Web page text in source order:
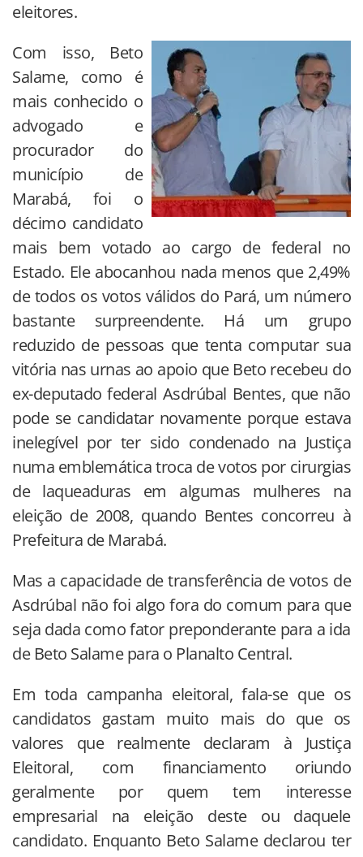
eleitores.
Com isso, Beto
Salame, como é
mais conhecido o
advogado e
procurador do
município de
Marabá, foi o
décimo candidato
mais bem votado ao cargo de federal no
Estado. Ele abocanhou nada menos que 2,49%
de todos os votos válidos do Pará, um número
bastante surpreendente. Há um grupo
reduzido de pessoas que tenta computar sua
vitória nas urnas ao apoio que Beto recebeu do
ex-deputado federal Asdrúbal Bentes, que não
pode se candidatar novamente porque estava
inelegível por ter sido condenado na Justiça
numa emblemática troca de votos por cirurgias
de laqueaduras em algumas mulheres na
eleição de 2008, quando Bentes concorreu à
Prefeitura de Marabá.
Mas a capacidade de transferência de votos de
Asdrúbal não foi algo fora do comum para que
seja dada como fator preponderante para a ida
de Beto Salame para o Planalto Central.
Em toda campanha eleitoral, fala-se que os
candidatos gastam muito mais do que os
valores que realmente declaram à Justiça
Eleitoral, com financiamento oriundo
geralmente por quem tem interesse
empresarial na eleição deste ou daquele
candidato. Enquanto Beto Salame declarou ter